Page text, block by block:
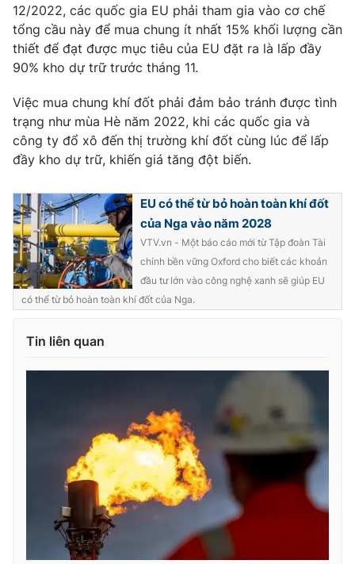
VTV Sức khoẻ Bất động sản
Thị trường 24h Tấm lòng Việt
VTV4 Vươn mình bằng AI
VTV9 VTV8
Liên hệ tòa soạn English
THỜI BÁO VTV
Đài Truyền hình Việt Nam
Cơ quan báo chí:Thời báo VTV
Giấy phép hoạt động báo in và báo điện tử số 483/GP-BTTTT
cấp ngày 29/12/2023
Tổng Biên tập:Vũ Thanh Thủy
Phó Tổng Biên tập:Nguyễn Thị Mỹ Hạnh, Phạm Quốc Thắng,
Nguyễn Trọng Ninh
Tổng đài VTV:024.38 355 931 - 024.38 355 932
12/2022, các quốc gia EU phải tham gia vào cơ chế
tổng cầu này để mua chung ít nhất 15% khối lượng cần
thiết để đạt được mục tiêu của EU đặt ra là lấp đầy
90% kho dự trữ trước tháng 11.
Việc mua chung khí đốt phải đảm bảo tránh được tình
trạng như mùa Hè năm 2022, khi các quốc gia và
công ty đổ xô đến thị trường khí đốt cùng lúc để lấp
đầy kho dự trữ, khiến giá tăng đột biến.
EU có thể từ bỏ hoàn toàn khí đốt
của Nga vào năm 2028
VTV.vn - Một báo cáo mới từ Tập đoàn Tài
chính bền vững Oxford cho biết các khoản
đầu tư lớn vào công nghệ xanh sẽ giúp EU
có thể từ bỏ hoàn toàn khí đốt của Nga.
Tin liên quan